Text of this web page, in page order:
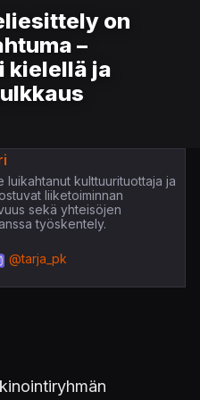
on
–
kielellä ja
luikahtanut kulttuurituottaja ja
liiketoiminnan
sekä yhteisöjen
työskentely.
@tarja_pk